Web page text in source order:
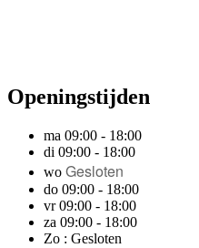
Openingstijden
ma 09:00 - 18:00
di 09:00 - 18:00
wo Gesloten
do 09:00 - 18:00
vr 09:00 - 18:00
za 09:00 - 18:00
Zo : Gesloten